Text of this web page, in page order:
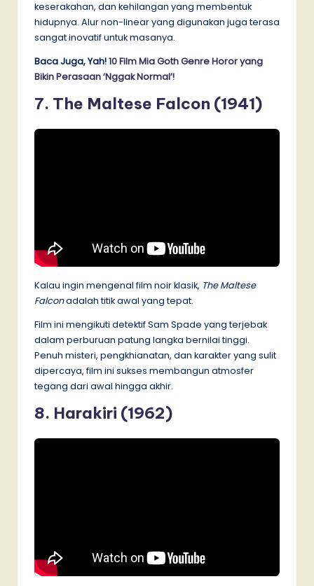
keserakahan, dan kehilangan yang membentuk
hidupnya. Alur non-linear yang digunakan juga terasa
sangat inovatif untuk masanya.
Baca Juga, Yah!10 Film Mia Goth Genre Horor yang
Bikin Perasaan ‘Nggak Normal’!
7. The Maltese Falcon (1941)
Kalau ingin mengenal film noir klasik, The Maltese
Falconadalah titik awal yang tepat.
Film ini mengikuti detektif Sam Spade yang terjebak
dalam perburuan patung langka bernilai tinggi.
Penuh misteri, pengkhianatan, dan karakter yang sulit
dipercaya, film ini sukses membangun atmosfer
tegang dari awal hingga akhir.
8. Harakiri (1962)